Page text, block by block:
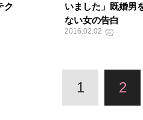
ク
いました」既婚男
ない女の告白
2016.02.02
1 2